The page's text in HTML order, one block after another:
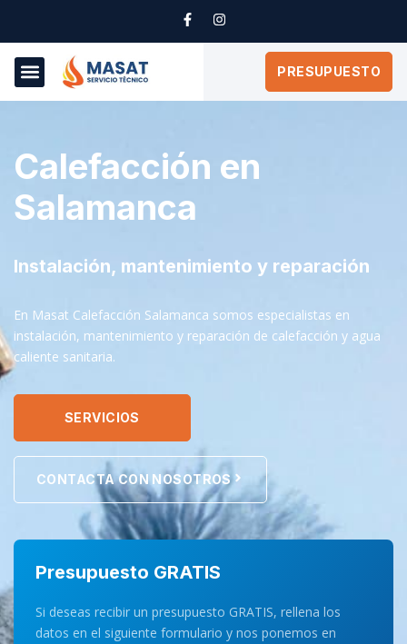
PRESUPUESTO
Calefacción en
Salamanca
Instalación, mantenimiento y reparación
En Masat Calefacción Salamanca somos especialistas en
instalación, mantenimiento y reparación de calefacción y agua
caliente sanitaria.
SERVICIOS
CONTACTA CON NOSOTROS
Presupuesto GRATIS
Si deseas recibir un presupuesto GRATIS, rellena los
datos en el siguiente formulario y nos ponemos en